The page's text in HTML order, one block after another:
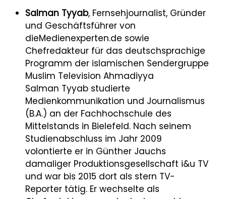
Salman Tyyab, Fernsehjournalist, Gründer
und Geschäftsführer von
dieMedienexperten.de sowie
Chefredakteur für das deutschsprachige
Programm der islamischen Sendergruppe
Muslim Television Ahmadiyya
Salman Tyyab studierte
Medienkommunikation und Journalismus
(B.A.) an der Fachhochschule des
Mittelstands in Bielefeld. Nach seinem
Studienabschluss im Jahr 2009
volontierte er in Günther Jauchs
damaliger Produktionsgesellschaft i&u TV
und war bis 2015 dort als stern TV-
Reporter tätig. Er wechselte als